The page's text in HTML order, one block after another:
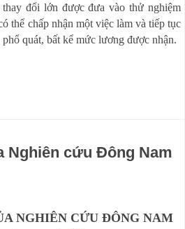
thay đổi lớn được đưa vào thử nghiệm
thể chấp nhận một việc làm và tiếp tục
quát, bất kể mức lương được nhận.
Nghiên cứu Đông Nam
NGHIÊN CỨU ĐÔNG NAM